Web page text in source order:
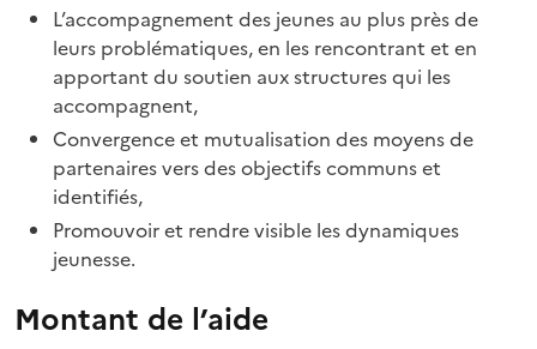
L’accompagnement des jeunes au plus près de
leurs problématiques, en les rencontrant et en
apportant du soutien aux structures qui les
accompagnent,
Convergence et mutualisation des moyens de
partenaires vers des objectifs communs et
identifiés,
Promouvoir et rendre visible les dynamiques
jeunesse.
Montant de l’aide